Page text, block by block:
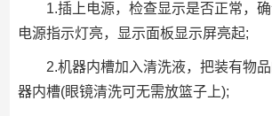
1.插上电源，检查显示是否正常，确
电源指示灯亮，显示面板显示屏亮起;
2.机器内槽加入清洗液，把装有物
器内槽(眼镜清洗可无需放篮子上);